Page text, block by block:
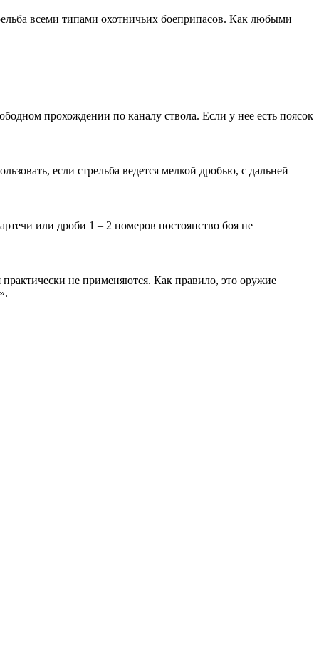
всеми типами охотничьих боеприпасов. Как любыми
прохождении по каналу ствола. Если у нее есть поясок
если стрельба ведется мелкой дробью, с дальней
или дроби 1 – 2 номеров постоянство боя не
не применяются. Как правило, это оружие